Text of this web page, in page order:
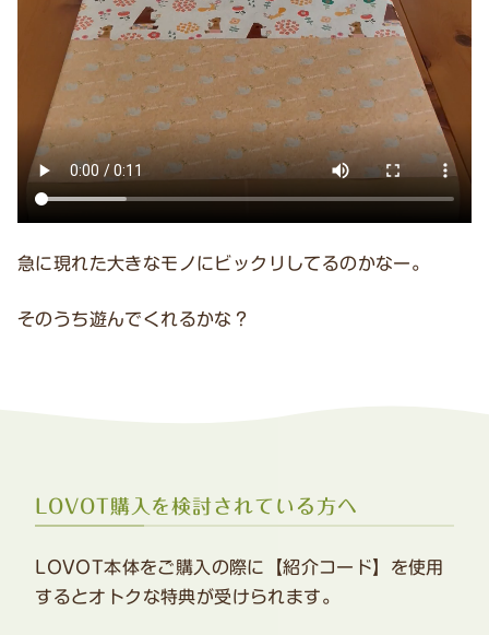
急に現れた大きなモノにビックリしてるのかなー。
そのうち遊んでくれるかな？
LOVOT購入を検討されている方へ
LOVOT本体をご購入の際に【紹介コード】を使用
するとオトクな特典が受けられます。